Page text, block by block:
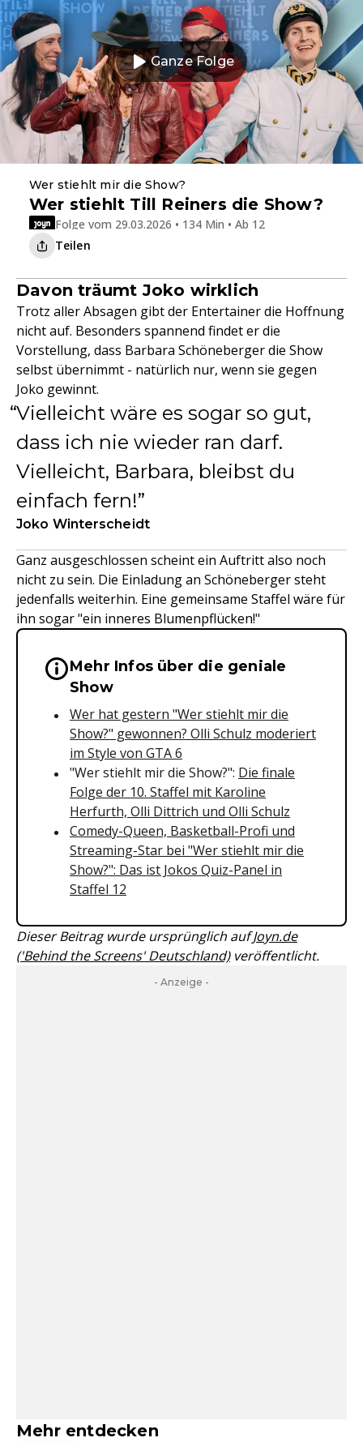
Ganze Folge
Wer stiehlt mir die Show?
Wer stiehlt Till Reiners die Show?
Folge vom 29.03.2026 • 134 Min • Ab 12
Teilen
Davon träumt Joko wirklich
Trotz aller Absagen gibt der Entertainer die Hoffnung
nicht auf. Besonders spannend findet er die
Vorstellung, dass Barbara Schöneberger die Show
selbst übernimmt - natürlich nur, wenn sie gegen
Joko gewinnt.
Vielleicht wäre es sogar so gut,
dass ich nie wieder ran darf.
Vielleicht, Barbara, bleibst du
einfach fern!
Joko Winterscheidt
Ganz ausgeschlossen scheint ein Auftritt also noch
nicht zu sein. Die Einladung an Schöneberger steht
jedenfalls weiterhin. Eine gemeinsame Staffel wäre für
ihn sogar "ein inneres Blumenpflücken!"
Wichtige Hinweise &
Mehr Infos über die geniale
Show
Wer hat gestern "Wer stiehlt mir die
Show?" gewonnen? Olli Schulz moderiert
im Style von GTA 6
"Wer stiehlt mir die Show?": Die finale
Folge der 10. Staffel mit Karoline
Herfurth, Olli Dittrich und Olli Schulz
Comedy-Queen, Basketball-Profi und
Streaming-Star bei "Wer stiehlt mir die
Show?": Das ist Jokos Quiz-Panel in
Staffel 12
Dieser Beitrag wurde ursprünglich aufJoyn.de
('Behind the Screens' Deutschland)veröffentlicht.
- Anzeige -
Mehr entdecken